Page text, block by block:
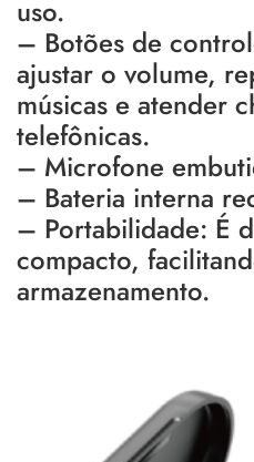
uso.
– Botões de
ajustar o volume,
músicas e atender
telefônicas.
– Microfone
– Bateria interna
– Portabilidade: É
compacto,
armazenamento.